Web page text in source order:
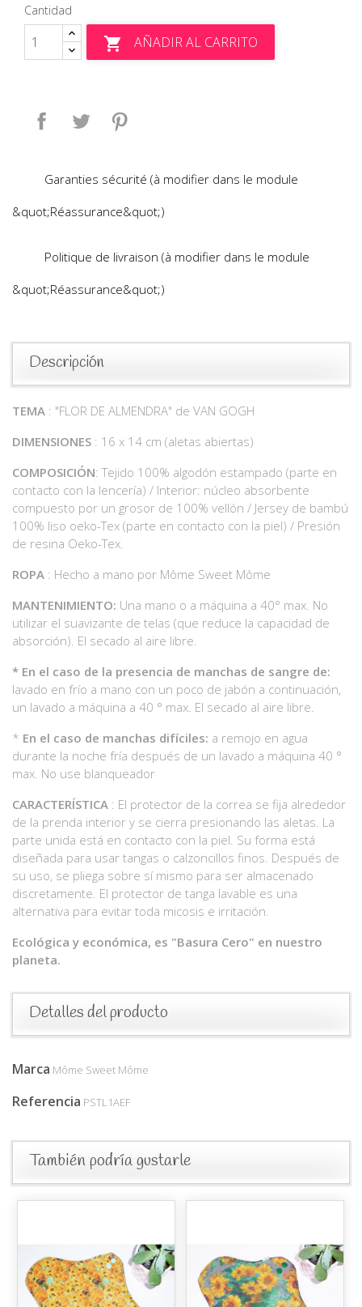
Cantidad
 AÑADIR AL CARRITO
CompartirTuitear
Garanties sécurité (à modifier dans le module
&quot;Réassurance&quot;)
Politique de livraison (à modifier dans le module
&quot;Réassurance&quot;)
Descripción
TEMA : "FLOR DE ALMENDRA" de VAN GOGH
DIMENSIONES : 16 x 14 cm (aletas abiertas)
COMPOSICIÓN: Tejido 100% algodón estampado (parte en
contacto con la lencería) / Interior: núcleo absorbente
compuesto por un grosor de 100% vellón / Jersey de bambú
100% liso oeko-Tex (parte en contacto con la piel) / Presión
de resina Oeko-Tex.
ROPA : Hecho a mano por Môme Sweet Môme
MANTENIMIENTO: Una mano o a máquina a 40° max. No
utilizar el suavizante de telas (que reduce la capacidad de
absorción). El secado al aire libre.
* En el caso de la presencia de manchas de sangre de:
lavado en frío a mano con un poco de jabón a continuación,
un lavado a máquina a 40 ° max. El secado al aire libre.
* En el caso de manchas difíciles: a remojo en agua
durante la noche fría después de un lavado a máquina 40 °
max. No use blanqueador
CARACTERÍSTICA : El protector de la correa se fija alrededor
de la prenda interior y se cierra presionando las aletas. La
parte unida está en contacto con la piel. Su forma está
diseñada para usar tangas o calzoncillos finos. Después de
su uso, se pliega sobre sí mismo para ser almacenado
discretamente. El protector de tanga lavable es una
alternativa para evitar toda micosis e irritación.
Ecológica y económica, es "Basura Cero" en nuestro
planeta.
Detalles del producto
Marca Môme Sweet Môme
Referencia PSTL1AEF
También podría gustarle